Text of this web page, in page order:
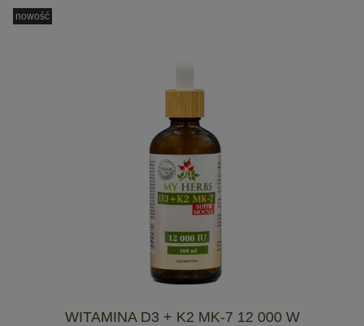
WITAMINA D3 + K2 MK-7 12 000 W
nowość